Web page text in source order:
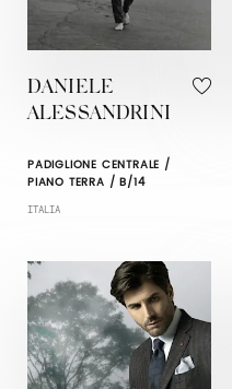
DANIELE
ALESSANDRINI
PADIGLIONE CENTRALE /
PIANO TERRA / B/14
ITALIA